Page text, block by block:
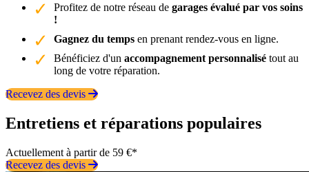
Profitez de notre réseau de garages évalué par vos soins
!
Gagnez du temps en prenant rendez-vous en ligne.
Bénéficiez d'un accompagnement personnalisé tout au
long de votre réparation.
Recevez des devis
Entretiens et réparations populaires
Actuellement à partir de 59 €*
Recevez des devis